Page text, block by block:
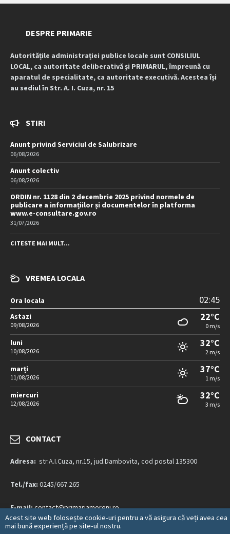
DESPRE PRIMARIE
Autoritățile administrației publice locale sunt CONSILIUL
LOCAL, ca autoritate deliberativă și PRIMARUL, împreună cu
aparatul de specialitate, ca autoritate executivă. Acestea își
au sediul în Str. A. I. Cuza, nr. 15
STIRI
Anunt privind Serviciul de Salubrizare
06/08/2026
Anunt colectiv
06/08/2026
ORDIN nr. 1128 din 2 decembrie 2025 privind normele de
publicare a informațiilor și documentelor în platforma
www.e-consultare.gov.ro
31/07/2026
CITESTE MAI MULT...
VREMEA LOCALA
Ora locala 02:45
Astazi
09/08/2026
22°C
0 m/s
luni
10/08/2026
32°C
2 m/s
marți
11/08/2026
37°C
1 m/s
miercuri
12/08/2026
32°C
3 m/s
CONTACT
Adresa: str.A.I.Cuza, nr.15, jud.Dambovita, cod postal 135300
Tel./fax: 0245/667.265
E-mail:contact@primariamoreni.ro
Mai multe detalii…
Acest site web folosește cookie-uri pentru a vă asigura că veți avea cea
mai bună experiență pe site-ul nostru.